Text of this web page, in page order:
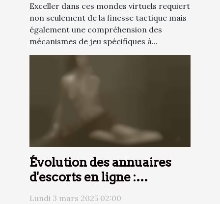
Exceller dans ces mondes virtuels requiert
non seulement de la finesse tactique mais
également une compréhension des
mécanismes de jeu spécifiques à...
Évolution des annuaires
d'escorts en ligne :
nouvelles fonctionnalités
Lundi 3 mars 2025 02:00